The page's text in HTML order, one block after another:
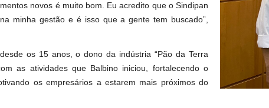
novos é muito bom. Eu acredito que o Sindipan
minha gestão e é isso que a gente tem buscado”,
os 15 anos, o dono da indústria “Pão da Terra
as atividades que Balbino iniciou, fortalecendo o
os empresários a estarem mais próximos do